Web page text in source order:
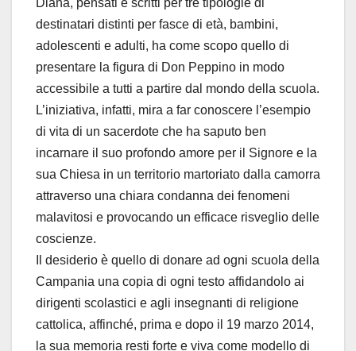
Diana, pensati e scritti per tre tipologie di
destinatari distinti per fasce di età, bambini,
adolescenti e adulti, ha come scopo quello di
presentare la figura di Don Peppino in modo
accessibile a tutti a partire dal mondo della scuola.
L’iniziativa, infatti, mira a far conoscere l’esempio
di vita di un sacerdote che ha saputo ben
incarnare il suo profondo amore per il Signore e la
sua Chiesa in un territorio martoriato dalla camorra
attraverso una chiara condanna dei fenomeni
malavitosi e provocando un efficace risveglio delle
coscienze.
Il desiderio è quello di donare ad ogni scuola della
Campania una copia di ogni testo affidandolo ai
dirigenti scolastici e agli insegnanti di religione
cattolica, affinché, prima e dopo il 19 marzo 2014,
la sua memoria resti forte e viva come modello di